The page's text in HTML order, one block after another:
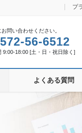
プ
問い合わせください。
56-6512
9:00-18:00 [土・日・祝日除く]
よくある質問